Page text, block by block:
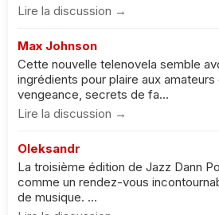
Lire la discussion →
Max Johnson
Cette nouvelle telenovela semble
ingrédients pour plaire aux amateurs
vengeance, secrets de fa...
Lire la discussion →
Oleksandr
La troisième édition de Jazz Dann
comme un rendez-vous
de musique. ...